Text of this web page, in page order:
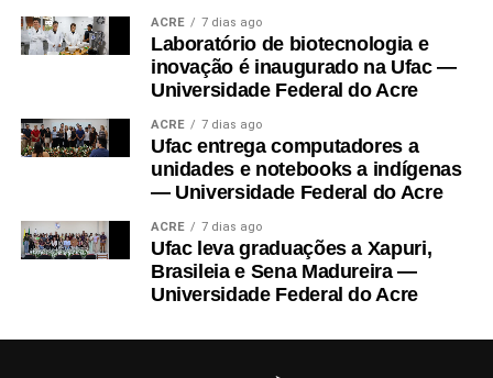
adoção de rotação e consórcio de plantas. O projeto também
custeará contratação de técnicos extensionistas para trabalho nas
comunidades envolvidas.
No final do projeto, estudantes, produtores e técnicos farão
visitas de campo para observação das tecnologias construídas.
9º Interpet Ufac-2026, ocorrido em 16 e 17 de julho, no
da Ufac, a coordenadora do projeto, professora Marilene Santos,
apresentou-o na palestra de abertura do evento.
público e, mais ainda, de evidenciar os parceiros do projeto
ACRE 7 dias ago
Laboratório de biotecnologia e
inovação é inaugurado na Ufac —
Universidade Federal do Acre
ACRE 7 dias ago
Ufac entrega computadores a
unidades e notebooks a indígenas
— Universidade Federal do Acre
ACRE 7 dias ago
Ufac leva graduações a Xapuri,
Brasileia e Sena Madureira —
Universidade Federal do Acre